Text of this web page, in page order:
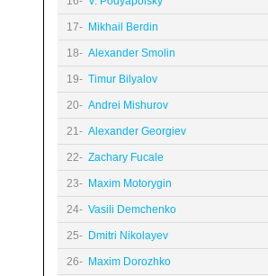
17- Mikhail Berdin
18- Alexander Smolin
19- Timur Bilyalov
20- Andrei Mishurov
21- Alexander Georgiev
22- Zachary Fucale
23- Maxim Motorygin
24- Vasili Demchenko
25- Dmitri Nikolayev
26- Maxim Dorozhko